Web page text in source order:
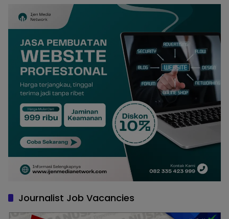
Journalist Job Vacancies